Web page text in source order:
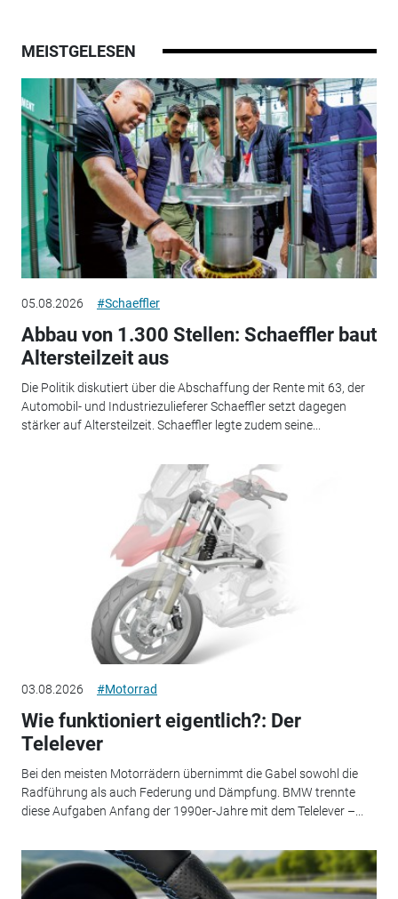
MEISTGELESEN
05.08.2026 #Schaeffler
Abbau von 1.300 Stellen: Schaeffler baut
Altersteilzeit aus
Die Politik diskutiert über die Abschaffung der Rente mit 63, der
Automobil- und Industriezulieferer Schaeffler setzt dagegen
stärker auf Altersteilzeit. Schaeffler legte zudem seine...
03.08.2026 #Motorrad
Wie funktioniert eigentlich?: Der
Telelever
Bei den meisten Motorrädern übernimmt die Gabel sowohl die
Radführung als auch Federung und Dämpfung. BMW trennte
diese Aufgaben Anfang der 1990er-Jahre mit dem Telelever –...